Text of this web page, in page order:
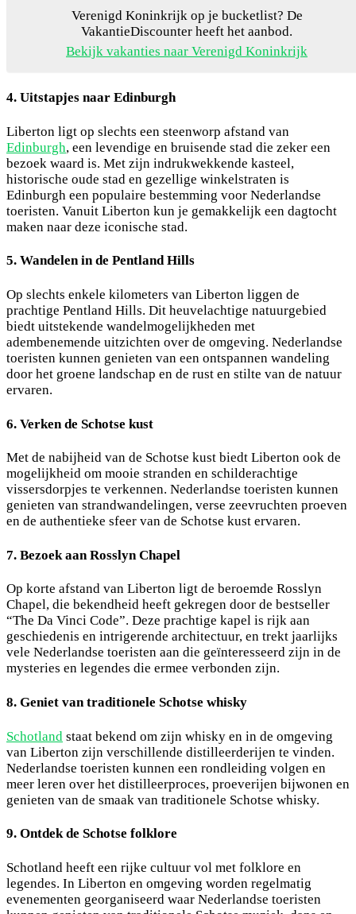
Verenigd Koninkrijk op je bucketlist? De
VakantieDiscounter heeft het aanbod.
Bekijk vakanties naar Verenigd Koninkrijk
4. Uitstapjes naar Edinburgh
Liberton ligt op slechts een steenworp afstand van
Edinburgh, een levendige en bruisende stad die zeker een
bezoek waard is. Met zijn indrukwekkende kasteel,
historische oude stad en gezellige winkelstraten is
Edinburgh een populaire bestemming voor Nederlandse
toeristen. Vanuit Liberton kun je gemakkelijk een dagtocht
maken naar deze iconische stad.
5. Wandelen in de Pentland Hills
Op slechts enkele kilometers van Liberton liggen de
prachtige Pentland Hills. Dit heuvelachtige natuurgebied
biedt uitstekende wandelmogelijkheden met
adembenemende uitzichten over de omgeving. Nederlandse
toeristen kunnen genieten van een ontspannen wandeling
door het groene landschap en de rust en stilte van de natuur
ervaren.
6. Verken de Schotse kust
Met de nabijheid van de Schotse kust biedt Liberton ook de
mogelijkheid om mooie stranden en schilderachtige
vissersdorpjes te verkennen. Nederlandse toeristen kunnen
genieten van strandwandelingen, verse zeevruchten proeven
en de authentieke sfeer van de Schotse kust ervaren.
7. Bezoek aan Rosslyn Chapel
Op korte afstand van Liberton ligt de beroemde Rosslyn
Chapel, die bekendheid heeft gekregen door de bestseller
“The Da Vinci Code”. Deze prachtige kapel is rijk aan
geschiedenis en intrigerende architectuur, en trekt jaarlijks
vele Nederlandse toeristen aan die geïnteresseerd zijn in de
mysteries en legendes die ermee verbonden zijn.
8. Geniet van traditionele Schotse whisky
Schotland staat bekend om zijn whisky en in de omgeving
van Liberton zijn verschillende distilleerderijen te vinden.
Nederlandse toeristen kunnen een rondleiding volgen en
meer leren over het distilleerproces, proeverijen bijwonen en
genieten van de smaak van traditionele Schotse whisky.
9. Ontdek de Schotse folklore
Schotland heeft een rijke cultuur vol met folklore en
legendes. In Liberton en omgeving worden regelmatig
evenementen georganiseerd waar Nederlandse toeristen